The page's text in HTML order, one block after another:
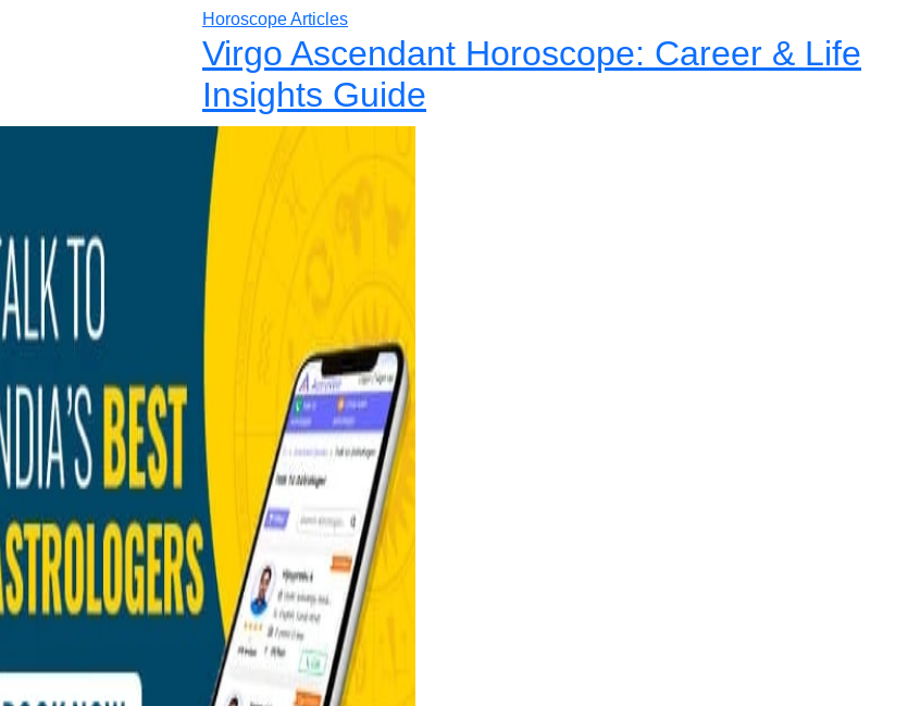
Horoscope Articles
Virgo Ascendant Horoscope: Career & Life
Insights Guide